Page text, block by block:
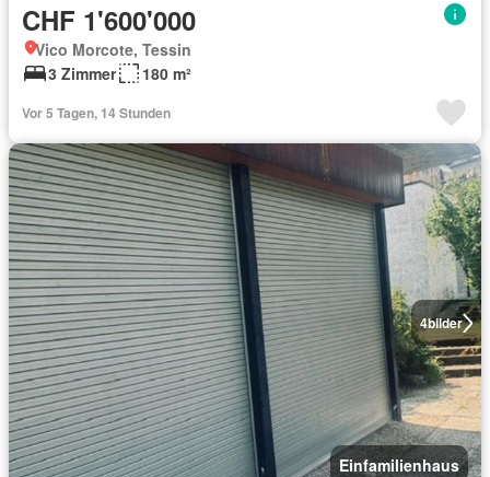
CHF 1'600'000
Vico Morcote, Tessin
3 Zimmer
180 m²
Vor 5 Tagen, 14 Stunden
4bilder
Einfamilienhaus